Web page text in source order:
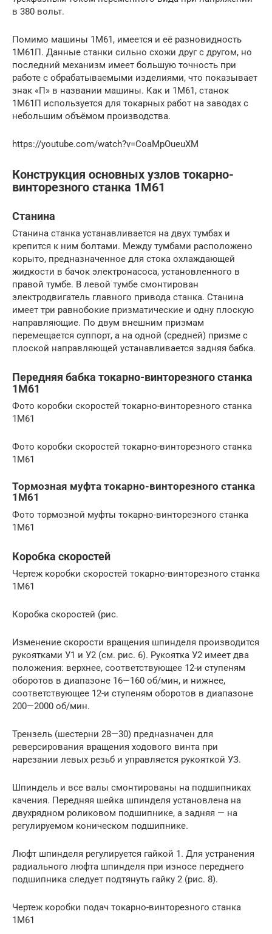
в 380 вольт.
Помимо машины 1М61, имеется и её разновидность
1М61П. Данные станки сильно схожи друг с другом, но
последний механизм имеет большую точность при
работе с обрабатываемыми изделиями, что показывает
знак «П» в названии машины. Как и 1М61, станок
1М61П используется для токарных работ на заводах с
небольшим объёмом производства.
https://youtube.com/watch?v=CoaMpOueuXM
Конструкция основных узлов токарно-
винторезного станка 1М61
Станина
Станина станка устанавливается на двух тумбах и
крепится к ним болтами. Между тумбами расположено
корыто, предназначенное для стока охлаждающей
жидкости в бачок электронасоса, установленного в
правой тумбе. В левой тумбе смонтирован
электродвигатель главного привода станка. Станина
имеет три равнобокие призматические и одну плоскую
направляющие. По двум внешним призмам
перемещается суппорт, а на одной (средней) призме с
плоской направляющей устанавливается задняя бабка.
Передняя бабка токарно-винторезного станка
1М61
Фото коробки скоростей токарно-винторезного станка
1М61
Фото коробки скоростей токарно-винторезного станка
1М61
Тормозная муфта токарно-винторезного станка
1М61
Фото тормозной муфты токарно-винторезного станка
1М61
Коробка скоростей
Чертеж коробки скоростей токарно-винторезного станка
1М61
Коробка скоростей (рис.
Изменение скорости вращения шпинделя производится
рукоятками У1 и У2 (см. рис. 6). Рукоятка У2 имеет два
положения: верхнее, соответствующее 12-и ступеням
оборотов в диапазоне 16—160 об/мин, и нижнее,
соответствующее 12-и ступеням оборотов в диапазоне
200—2000 об/мин.
Трензель (шестерни 28—30) предназначен для
реверсирования вращения ходового винта при
нарезании левых резьб и управляется рукояткой УЗ.
Шпиндель и все валы смонтированы на подшипниках
качения. Передняя шейка шпинделя установлена на
двухрядном роликовом подшипнике, а задняя — на
регулируемом коническом подшипнике.
Люфт шпинделя регулируется гайкой 1. Для устранения
радиального люфта шпинделя при износе переднего
подшипника следует подтянуть гайку 2 (рис. 8).
Чертеж коробки подач токарно-винторезного станка
1М61